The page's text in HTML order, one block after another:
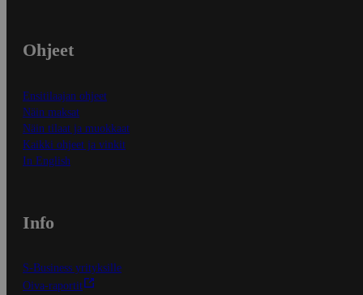
Ohjeet
Ensitilaajan ohjeet
Näin maksat
Näin tilaat ja muokkaat
Kaikki ohjeet ja vinkit
In English
Info
S-Business yrityksille
Oiva-raportit